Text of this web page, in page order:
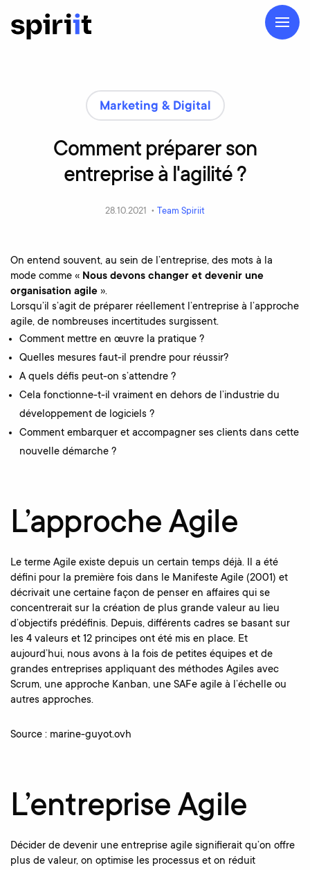
Marketing & Digital
Comment préparer son
entreprise à l'agilité ?
28.10.2021 • Team Spiriit
On entend souvent, au sein de l’entreprise, des mots à la
mode comme « Nous devons changer et devenir une
organisation agile ».
Lorsqu’il s’agit de préparer réellement l’entreprise à l’approche
agile, de nombreuses incertitudes surgissent.
Comment mettre en œuvre la pratique ?
Quelles mesures faut-il prendre pour réussir?
A quels défis peut-on s’attendre ?
Cela fonctionne-t-il vraiment en dehors de l’industrie du
développement de logiciels ?
Comment embarquer et accompagner ses clients dans cette
nouvelle démarche ?
L’approche Agile
Le terme Agile existe depuis un certain temps déjà. Il a été
défini pour la première fois dans le Manifeste Agile (2001) et
décrivait une certaine façon de penser en affaires qui se
concentrerait sur la création de plus grande valeur au lieu
d’objectifs prédéfinis. Depuis, différents cadres se basant sur
les 4 valeurs et 12 principes ont été mis en place. Et
aujourd’hui, nous avons à la fois de petites équipes et de
grandes entreprises appliquant des méthodes Agiles avec
Scrum, une approche Kanban, une SAFe agile à l’échelle ou
autres approches.
Source : marine-guyot.ovh
L’entreprise Agile
Décider de devenir une entreprise agile signifierait qu’on offre
plus de valeur, on optimise les processus et on réduit